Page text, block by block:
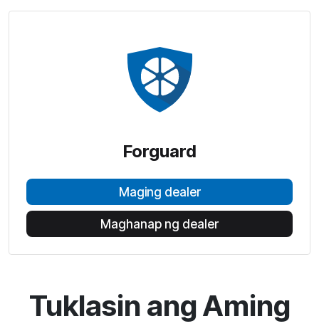
Forguard
Maging dealer
Maghanap ng dealer
Tuklasin ang Aming